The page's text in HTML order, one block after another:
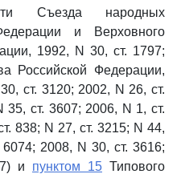
Съезда народных
и Верховного
1992, N 30, ст. 1797;
Российской Федерации,
ст. 3120; 2002, N 26, ст.
ст. 3607; 2006, N 1, ст.
838; N 27, ст. 3215; N 44,
2008, N 30, ст. 3616;
и пунктом 15 Типового